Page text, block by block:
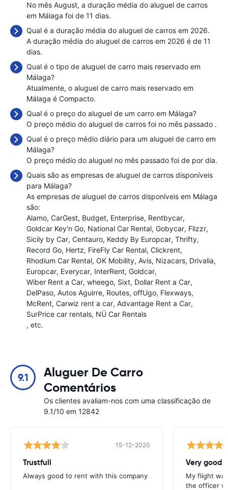
No mês August, a duração média do aluguel de carros
em Málaga foi de 11 dias.
Qual é a duração média do aluguel de carros em 2026.
A duração média do aluguel de carros em 2026 é de 11
dias.
Qual é o tipo de aluguel de carro mais reservado em
Málaga?
Atualmente, o aluguel de carro mais reservado em
Málaga é Compacto.
Qual é o preço do aluguel de um carro em Málaga?
O preço médio do aluguel de carros foi no mês passado .
Qual é o preço médio diário para um aluguel de carro em
Málaga?
O preço médio do aluguel no mês passado foi de por dia.
Quais são as empresas de aluguel de carros disponíveis
para Málaga?
As empresas de aluguel de carros disponíveis em Málaga
são:
Alamo CarGest Budget Enterprise Rentbycar
Goldcar Key'n Go National Car Rental Gobycar Flizzr
Sicily by Car Centauro Keddy By Europcar Thrifty
Record Go Hertz FireFly Car Rental Clickrent
Rhodium Car Rental OK Mobility Avis Nizacars Drivalia
Europcar Everycar InterRent Goldcar
Wiber Rent a Car wheego Sixt Dollar Rent a Car
DelPaso Autos Aguirre Routes offUgo Flexways
McRent Carwiz rent a car Advantage Rent a Car
SurPrice car rentals NÜ Car Rentals
, etc.
9.1
Aluguer De Carro
Comentários
Os clientes avaliam-nos com uma classificação de
9.1/10 em 12842
15-12-2020
Trustfull
Always good to rent with this company
Very good
My flight
the officer